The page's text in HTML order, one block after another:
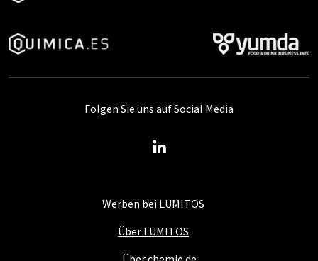
Werben bei LUMITOS
Über LUMITOS
Folgen Sie uns auf Social Media